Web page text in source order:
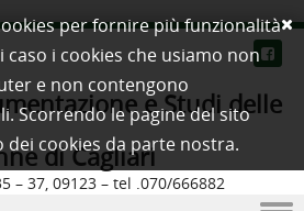
e Studi delle
di Cagliari
– 37, 09123 – tel .070/666882
per fornire più funzionalità
caso i cookies che usiamo non
e non contengono
Scorrendo le pagine del sito
cookies da parte nostra.